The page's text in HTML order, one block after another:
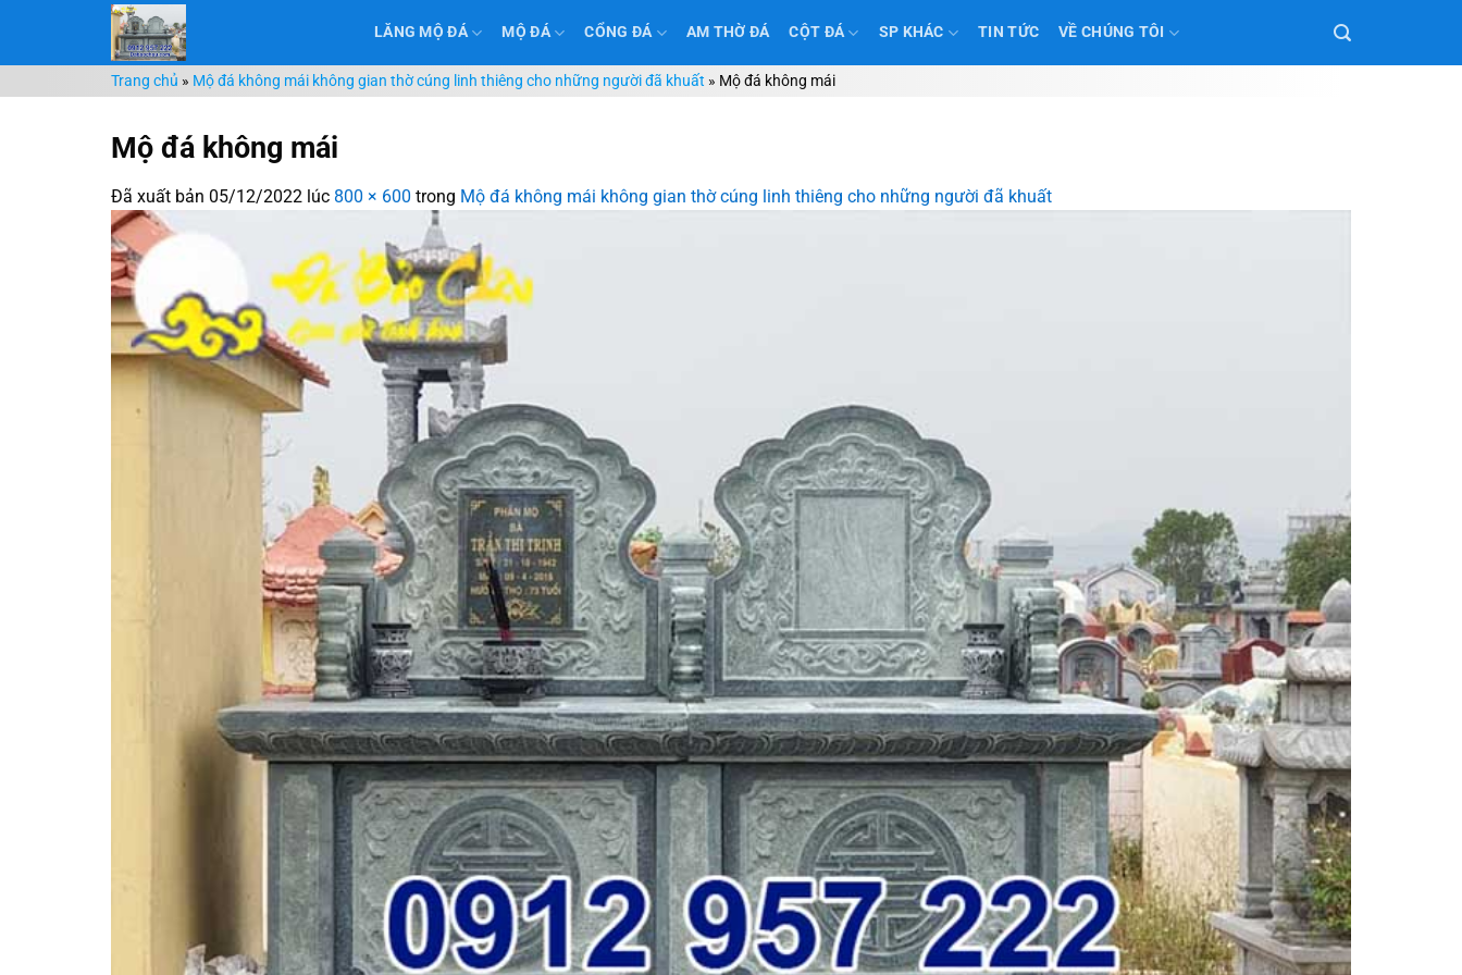
nội
dung
LĂNG MỘ ĐÁ MỘ ĐÁ CỔNG ĐÁ AM THỜ ĐÁ CỘT ĐÁ SP KHÁC TIN TỨC VỀ CHÚNG TÔI
Trang chủ » Mộ đá không mái không gian thờ cúng linh thiêng cho những người đã khuất » Mộ đá không mái
Mộ đá không mái
Đã xuất bản 05/12/2022 lúc 800 × 600 trong Mộ đá không mái không gian thờ cúng linh thiêng cho những người đã khuất